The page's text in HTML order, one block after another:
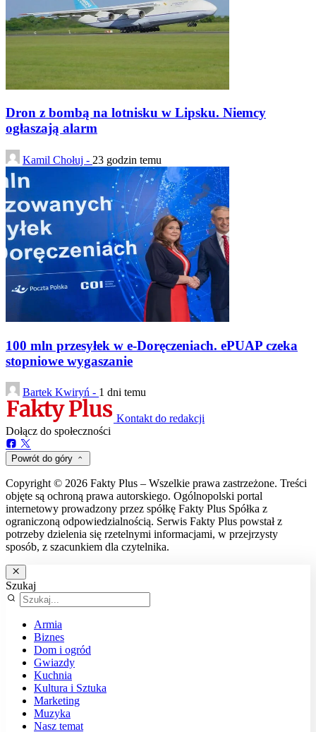
Dron z bombą na lotnisku w Lipsku. Niemcy
ogłaszają alarm
Kamil Chołuj - 23 godzin temu
100 mln przesyłek w e-Doręczeniach. ePUAP czeka
stopniowe wygaszanie
Bartek Kwiryń - 1 dni temu
Kontakt do redakcji
Dołącz do społeczności
Powrót do góry
Copyright © 2026 Fakty Plus – Wszelkie prawa zastrzeżone. Treści
objęte są ochroną prawa autorskiego. Ogólnopolski portal
internetowy prowadzony przez spółkę Fakty Plus Spółka z
ograniczoną odpowiedzialnością. Serwis Fakty Plus powstał z
potrzeby dzielenia się rzetelnymi informacjami, w przejrzysty
sposób, z szacunkiem dla czytelnika.
Szukaj
Armia
Biznes
Dom i ogród
Gwiazdy
Kuchnia
Kultura i Sztuka
Marketing
Muzyka
Nasz temat